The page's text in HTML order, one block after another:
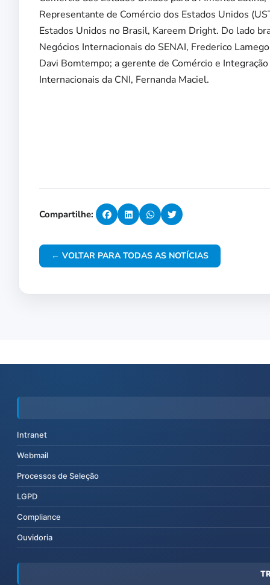
Representante de Comércio dos Estados Unidos
Estados Unidos no Brasil, Kareem Dright. Do lado
Negócios Internacionais do SENAI, Frederico
Davi Bomtempo; a gerente de Comércio e
Internacionais da CNI, Fernanda Maciel.
Compartilhe:
← VOLTAR PARA TODAS AS NOTÍCIAS
Intranet
Webmail
Processos de Seleção
LGPD
Compliance
Ouvidoria